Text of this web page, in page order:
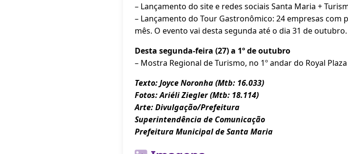
– Lançamento do site e redes sociais Santa Maria +
– Lançamento do Tour Gastronômico: 24 empresas com
mês. O evento vai desta segunda até o dia 31 de outubro.
Desta segunda-feira (27) a 1º de outubro
– Mostra Regional de Turismo, no 1º andar do Royal
Texto: Joyce Noronha (Mtb: 16.033)
Fotos: Ariéli Ziegler (Mtb: 18.114)
Arte: Divulgação/Prefeitura
Superintendência de Comunicação
Prefeitura Municipal de Santa Maria